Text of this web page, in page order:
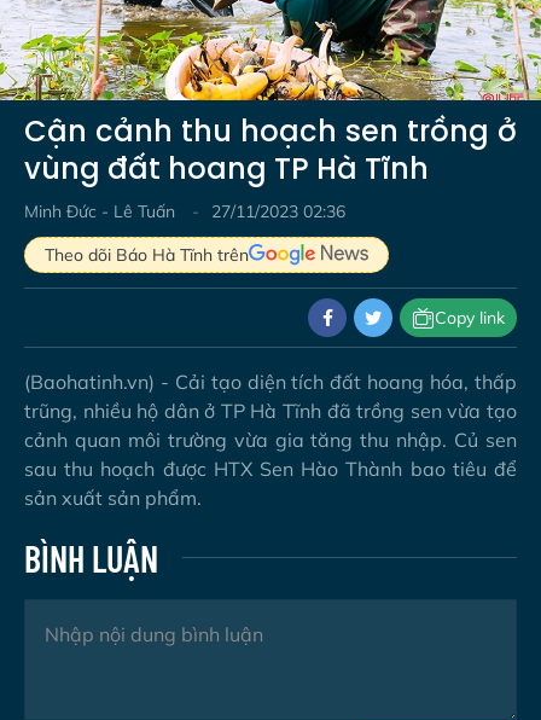
Video
Cận cảnh thu hoạch sen trồng ở
vùng đất hoang TP Hà Tĩnh
Minh Đức - Lê Tuấn
27/11/2023 02:36
Theo dõi Báo Hà Tĩnh trên
Copy link
(Baohatinh.vn) - Cải tạo diện tích đất hoang hóa, thấp
trũng, nhiều hộ dân ở TP Hà Tĩnh đã trồng sen vừa tạo
cảnh quan môi trường vừa gia tăng thu nhập. Củ sen
sau thu hoạch được HTX Sen Hào Thành bao tiêu để
sản xuất sản phẩm.
BÌNH LUẬN